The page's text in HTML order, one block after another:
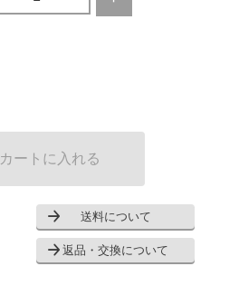
カートに入れる
送料について
返品・交換について